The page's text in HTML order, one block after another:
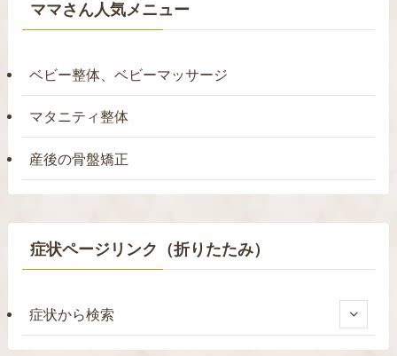
ママさん人気メニュー
ベビー整体、ベビーマッサージ
マタニティ整体
産後の骨盤矯正
症状ページリンク（折りたたみ）
症状から検索